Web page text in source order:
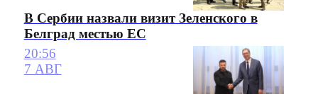
В Сербии назвали визит Зеленского в
Белград местью ЕС
20:56
7 АВГ